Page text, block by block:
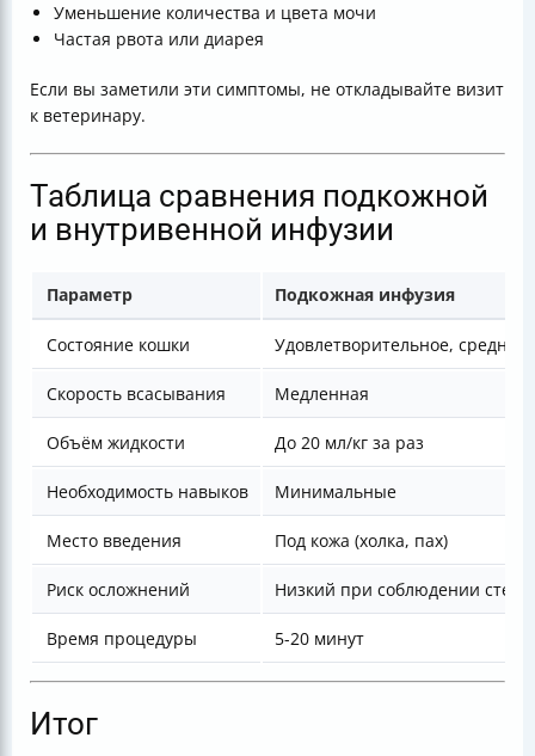
Уменьшение количества и цвета мочи
Частая рвота или диарея
Если вы заметили эти симптомы, не откладывайте визит
к ветеринару.
Таблица сравнения подкожной
и внутривенной инфузии
Параметр Подкожная инфузия
Состояние кошки Удовлетворительное, средняя
Скорость всасывания Медленная
Объём жидкости До 20 мл/кг за раз
Необходимость навыков Минимальные
Место введения Под кожа (холка, пах)
Риск осложнений Низкий при соблюдении
Время процедуры 5-20 минут
Итог